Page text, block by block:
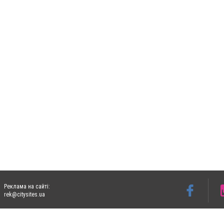
Реклама на сайті:
rek@citysites.ua